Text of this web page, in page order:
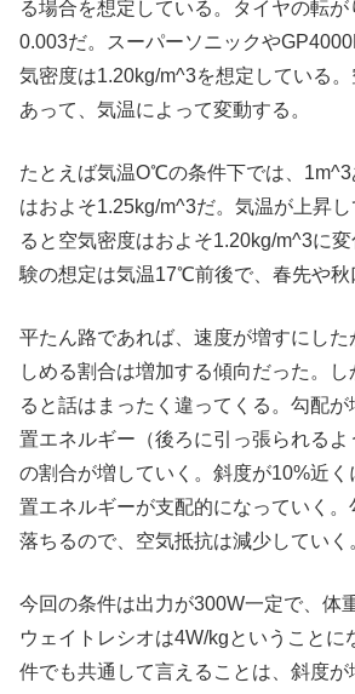
る場合を想定している。タイヤの転
0.003だ。スーパーソニックや
気密度は1.20kg/m^3を想定している
あって、気温によって変動する。
たとえば気温O℃の条件下では、
はおよそ1.25kg/m^3だ。気温が上昇
ると空気密度はおよそ1.20kg/m^3に
験の想定は気温17℃前後で、春先や秋
平たん路であれば、速度が増すにし
しめる割合は増加する傾向だった。
ると話はまったく違ってくる。勾配
置エネルギー（後ろに引っ張られるよ
の割合が増していく。斜度が10%近
置エネルギーが支配的になっていく
落ちるので、空気抵抗は減少していく
今回の条件は出力が300W一定で、体
ウェイトレシオは4W/kgということに
件でも共通して言えることは、斜度